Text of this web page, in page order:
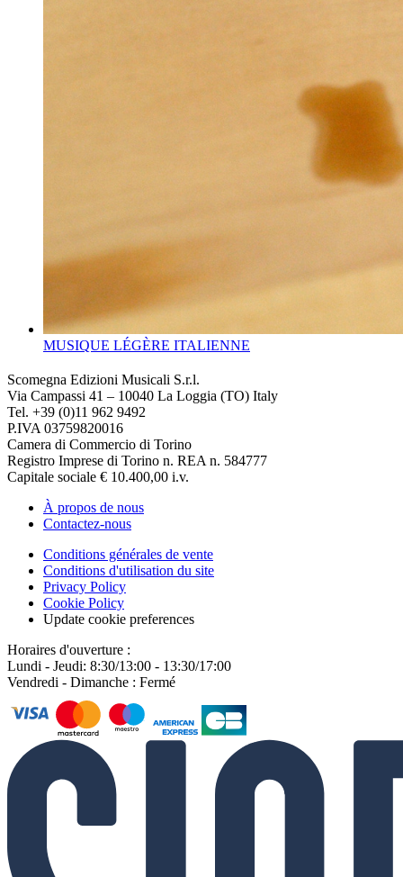
MUSIQUE LÉGÈRE ITALIENNE
Scomegna Edizioni Musicali S.r.l.
Via Campassi 41 – 10040 La Loggia (TO) Italy
Tel. +39 (0)11 962 9492
P.IVA 03759820016
Camera di Commercio di Torino
Registro Imprese di Torino n. REA n. 584777
Capitale sociale € 10.400,00 i.v.
À propos de nous
Contactez-nous
Conditions générales de vente
Conditions d'utilisation du site
Privacy Policy
Cookie Policy
Update cookie preferences
Horaires d'ouverture :
Lundi - Jeudi: 8:30/13:00 - 13:30/17:00
Vendredi - Dimanche : Fermé